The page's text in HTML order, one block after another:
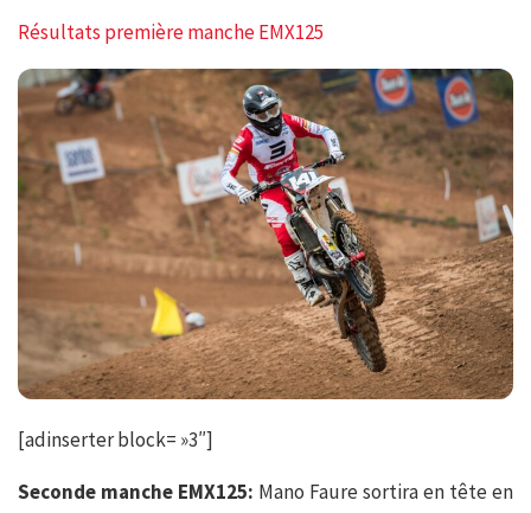
Résultats première manche EMX125
[adinserter block= »3″]
Seconde manche EMX125: Mano Faure sortira en tête en